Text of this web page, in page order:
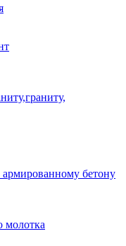
бетону
молотка